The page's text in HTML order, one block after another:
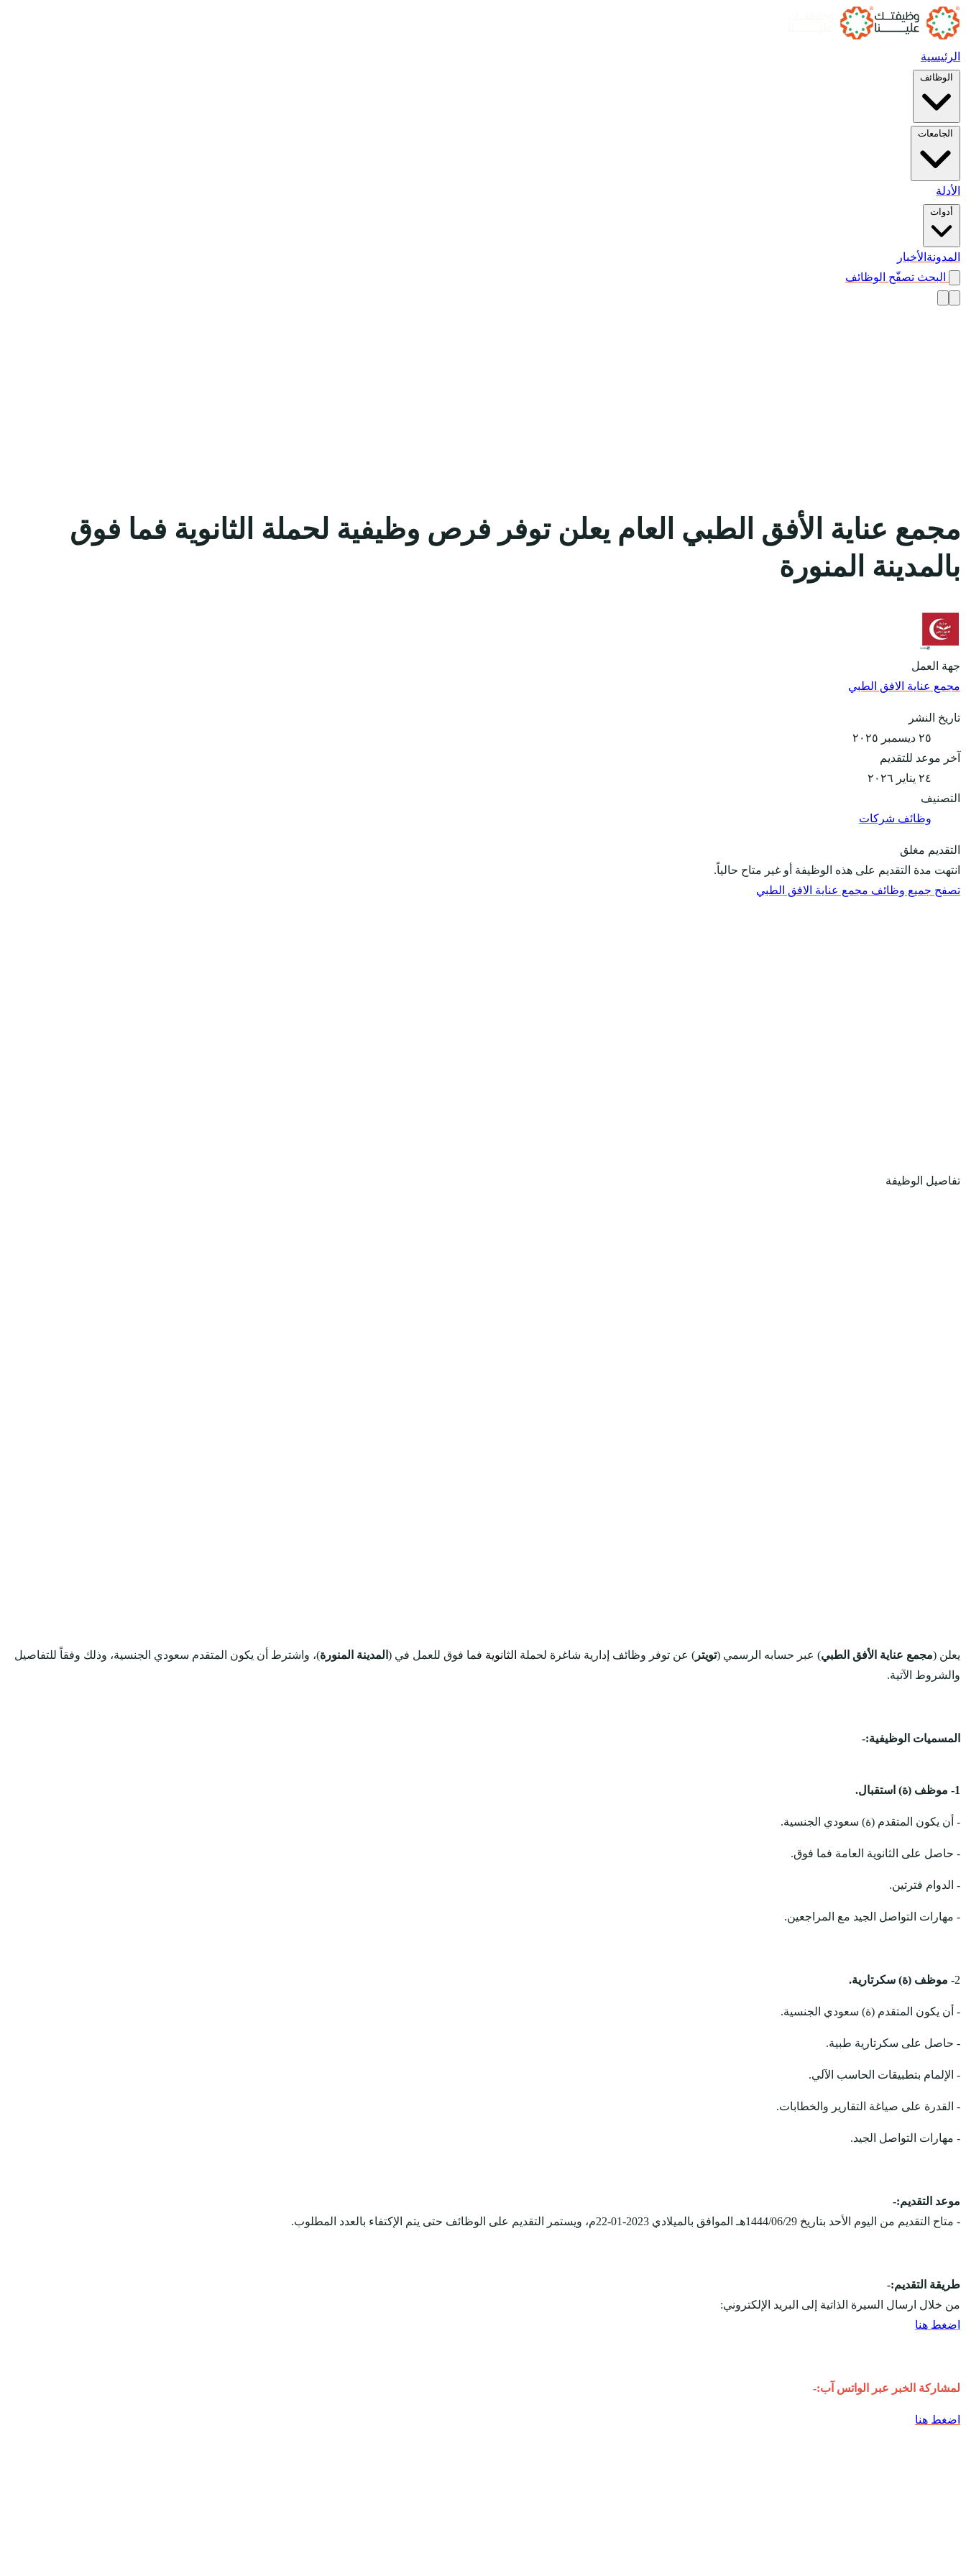
الرئيسية
الوظائف
الجامعات
الأدلة
أدوات
المدونة الأخبار
البحث تصفّح الوظائف
مجمع عناية الأفق الطبي العام يعلن توفر فرص وظيفية لحملة الثانوية فما فوق
بالمدينة المنورة
جهة العمل
مجمع عناية الافق الطبي
تاريخ النشر
٢٥ ديسمبر ٢٠٢٥
آخر موعد للتقديم
٢٤ يناير ٢٠٢٦
التصنيف
وظائف شركات
التقديم مغلق
انتهت مدة التقديم على هذه الوظيفة أو غير متاح حالياً.
تصفح جميع وظائف مجمع عناية الافق الطبي
تفاصيل الوظيفة
يعلن (مجمع عناية الأفق الطبي) عبر حسابه الرسمي (تويتر ) عن توفر وظائف إدارية شاغرة لحملة الثانوية فما فوق للعمل في ( المدينة المنورة)، واشترط أن يكون المتقدم سعودي الجنسية، وذلك وفقاً للتفاصيل
والشروط الآتية.
المسميات الوظيفية:-
1- موظف (ة) استقبال.
- أن يكون المتقدم (ة) سعودي الجنسية.
- حاصل على الثانوية العامة فما فوق.
- الدوام فترتين.
- مهارات التواصل الجيد مع المراجعين.
2- موظف (ة) سكرتارية.
- أن يكون المتقدم (ة) سعودي الجنسية.
- حاصل على سكرتارية طبية.
- الإلمام بتطبيقات الحاسب الآلي.
- القدرة على صياغة التقارير والخطابات.
- مهارات التواصل الجيد.
موعد التقديم:-
- متاح التقديم من اليوم الأحد بتاريخ 1444/06/29هـ الموافق بالميلادي 2023-01-22م، ويستمر التقديم على الوظائف حتى يتم الإكتفاء بالعدد المطلوب.
طريقة التقديم:-
من خلال ارسال السيرة الذاتية إلى البريد الإلكتروني:
اضغط هنا
لمشاركة الخبر عبر الواتس آب:-
اضغط هنا